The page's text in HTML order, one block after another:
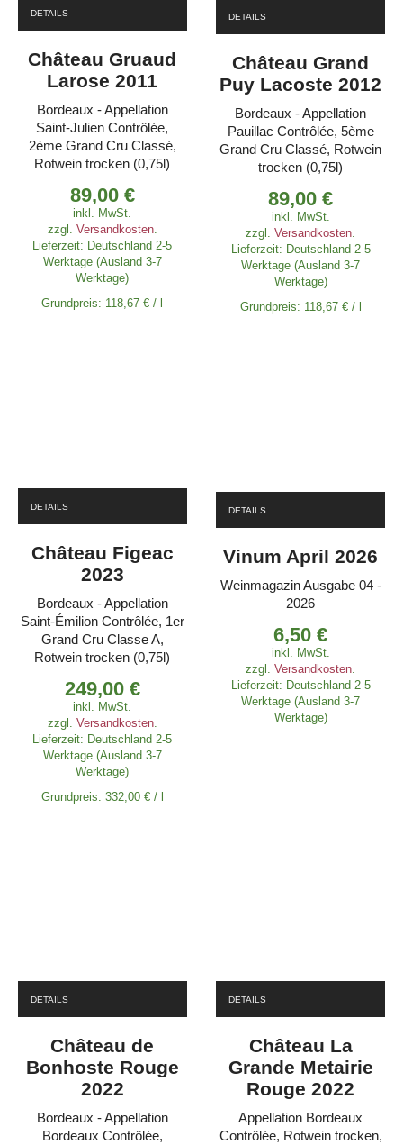
DETAILS
Château Gruaud
Larose 2011
Bordeaux - Appellation
Saint-Julien Contrôlée,
2ème Grand Cru Classé,
Rotwein trocken (0,75l)
89,00 €
inkl. MwSt.
zzgl. Versandkosten.
Lieferzeit: Deutschland 2-5
Werktage (Ausland 3-7
Werktage)
Grundpreis: 118,67€ /
DETAILS
Château Grand
Puy Lacoste 2012
Bordeaux - Appellation
Pauillac Contrôlée, 5ème
Grand Cru Classé, Rotwein
trocken (0,75l)
89,00€
inkl. MwSt.
zzgl.Versandkosten.
Lieferzeit: Deutschland 2-5
Werktage (Ausland 3-7
Werktage)
Grundpreis: 118,67 €/
DETAILS
Château Figeac
2023
Bordeaux - Appellation
Saint-Émilion Contrôlée, 1er
Grand Cru Classe A,
Rotwein trocken (0,75l)
249,00 €
inkl. MwSt.
zzgl. Versandkosten.
Lieferzeit: Deutschland 2-5
Werktage (Ausland 3-7
Werktage)
Grundpreis: 332,00 €/
DETAILS
Vinum April 2026
Weinmagazin Ausgabe 04 -
2026
6,50€
inkl. MwSt.
zzgl.Versandkosten
Lieferzeit: Deutschland 2-5
Werktage (Ausland 3-7
Werktage)
DETAILS
Château de
Bonhoste Rouge
2022
Bordeaux - Appellation
Bordeaux Contrôlée,
DETAILS
Château La
Grande Metairie
Rouge 2022
Appellation Bordeaux
Contrôlée, Rotwein trocken,